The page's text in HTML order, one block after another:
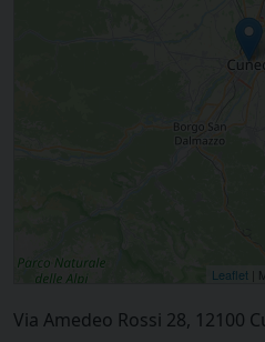
Leaflet |
Via Amedeo Rossi 28, 12100